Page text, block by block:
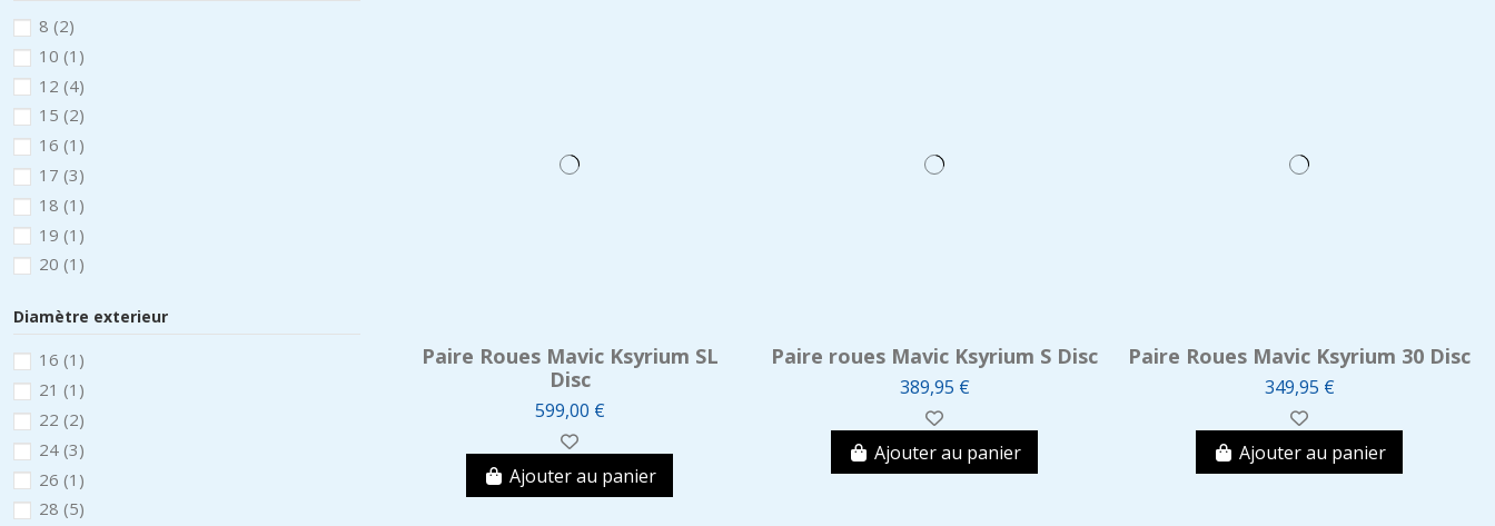
Paire Roues Mavic Ksyrium SL
Disc
599,00 €
Ajouter au panier
Paire roues Mavic Ksyrium S Disc
389,95 €
Ajouter au panier
Paire Roues Mavic Ksyrium 30 Disc
349,95 €
Ajouter au panier
8 (2)
10 (1)
12 (4)
15 (2)
16 (1)
17 (3)
18 (1)
19 (1)
20 (1)
Diamètre exterieur
16 (1)
21 (1)
22 (2)
24 (3)
26 (1)
28 (5)